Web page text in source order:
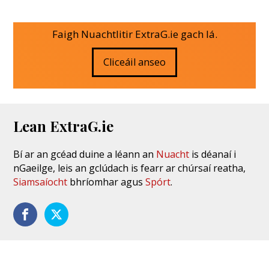
Faigh Nuachtlitir ExtraG.ie gach lá.
Cliceáil anseo
Lean ExtraG.ie
Bí ar an gcéad duine a léann an Nuacht is déanaí i
nGaeilge, leis an gclúdach is fearr ar chúrsaí reatha,
Siamsaíocht bhríomhar agusSpórt.